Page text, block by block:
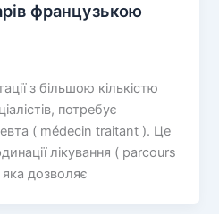
французькою
з більшою кількістю
потребує
( médecin traitant ). Це
лікування ( parcours
дозволяє